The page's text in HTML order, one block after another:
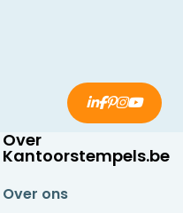
Over
Kantoorstempels.be
Over ons